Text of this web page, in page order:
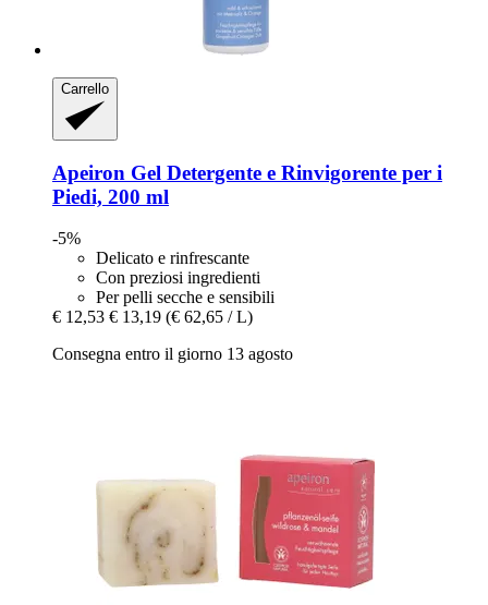
Carrello
Apeiron Gel Detergente e Rinvigorente per i
Piedi, 200 ml
-5%
Delicato e rinfrescante
Con preziosi ingredienti
Per pelli secche e sensibili
€ 12,53 € 13,19 (€ 62,65 / L)
Consegna entro il giorno 13 agosto